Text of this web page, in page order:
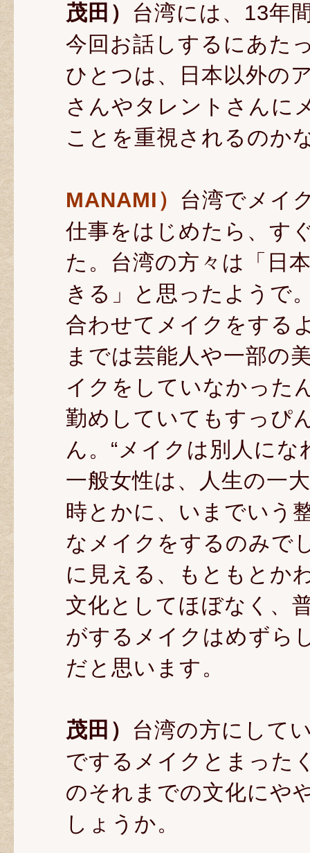
茂田） 台湾には、13年
今回お話しするにあた
ひとつは、日本以外の
さんやタレントさんに
ことを重視されるのか
MANAMI） 台湾でメイ
仕事をはじめたら、す
た。台湾の方々は「日
きる」と思ったようで
合わせてメイクをする
までは芸能人や一部の
イクをしていなかった
勤めしていてもすっぴ
ん。“メイクは別人に
一般女性は、人生の一
時とかに、いまでいう
なメイクをするのみで
に見える、もともとか
文化としてほぼなく、
がするメイクはめずら
だと思います。
茂田） 台湾の方にして
でするメイクとまった
のそれまでの文化にや
しょうか。